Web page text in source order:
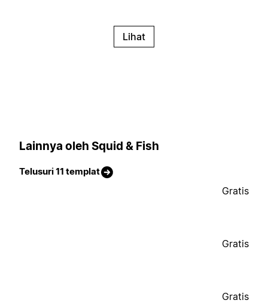
Lihat
Lainnya oleh Squid & Fish
Telusuri 11 templat
Gratis
Gratis
Gratis